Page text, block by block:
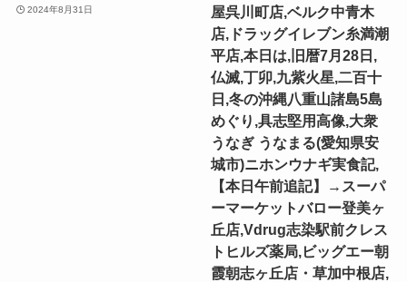
2024年8月31日
屋呉川町店,ベルク中青木
店,ドラッグイレブン糸満潮
平店,本日は,旧暦7月28日,
仏滅,丁卯,九紫火星,二百十
日,冬の沖縄八重山諸島5島
めぐり,具志堅用高像,大衆
うなぎ うなまる(愛知県安
城市)ニホンウナギ実食記,
【本日午前追記】→スーパ
ーマーケットバロー登美ヶ
丘店,Vdrug志染駅前クレス
トヒルズ薬局,ビッグエー朝
霞朝志ヶ丘店・草加中根店,